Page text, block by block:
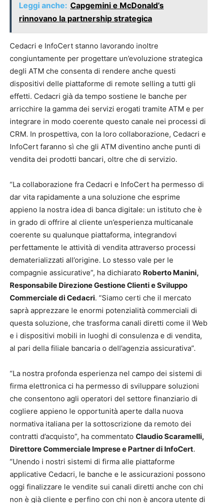
Leggi anche: Capgemini e McDonald’s
rinnovano la partnership strategica
Cedacri e InfoCert stanno lavorando inoltre
congiuntamente per progettare un’evoluzione strategica
degli ATM che consenta di rendere anche questi
dispositivi delle piattaforme di remote selling a tutti gli
effetti. Cedacri già da tempo sostiene le banche per
arricchire la gamma dei servizi erogati tramite ATM e per
integrare in modo coerente questo canale nei processi di
CRM. In prospettiva, con la loro collaborazione, Cedacri e
InfoCert faranno sì che gli ATM diventino anche punti di
vendita dei prodotti bancari, oltre che di servizio.
“La collaborazione fra Cedacri e InfoCert ha permesso di
dar vita rapidamente a una soluzione che esprime
appieno la nostra idea di banca digitale: un istituto che è
in grado di offrire al cliente un’esperienza multicanale
coerente su qualunque piattaforma, integrandovi
perfettamente le attività di vendita attraverso processi
dematerializzati all’origine. Lo stesso vale per le
compagnie assicurative”, ha dichiarato Roberto Manini,
Responsabile Direzione Gestione Clienti e Sviluppo
Commerciale di Cedacri. “Siamo certi che il mercato
saprà apprezzare le enormi potenzialità commerciali di
questa soluzione, che trasforma canali diretti come il Web
e i dispositivi mobili in luoghi di consulenza e di vendita,
al pari della filiale bancaria o dell’agenzia assicurativa”.
“La nostra profonda esperienza nel campo dei sistemi di
firma elettronica ci ha permesso di sviluppare soluzioni
che consentono agli operatori del settore finanziario di
cogliere appieno le opportunità aperte dalla nuova
normativa italiana per la sottoscrizione da remoto dei
contratti d’acquisto”, ha commentato Claudio Scaramelli,
Direttore Commerciale Imprese e Partner di InfoCert.
“Unendo i nostri sistemi di firma alle piattaforme
applicative Cedacri, le banche e le assicurazioni possono
oggi finalizzare le vendite sui canali diretti anche con chi
non è già cliente e perfino con chi non è ancora utente di